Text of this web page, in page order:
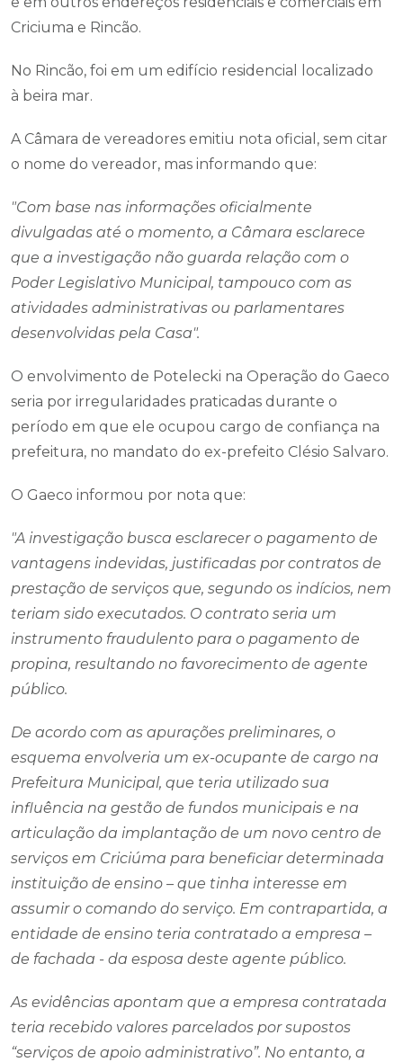
Criciuma e Rincão.
No Rincão, foi em um edifício residencial localizado
à beira mar.
A Câmara de vereadores emitiu nota oficial, sem citar
o nome do vereador, mas informando que:
"Com base nas informações oficialmente
divulgadas até o momento, a Câmara esclarece
que a investigação não guarda relação com o
Poder Legislativo Municipal, tampouco com as
atividades administrativas ou parlamentares
desenvolvidas pela Casa".
O envolvimento de Potelecki na Operação do Gaeco
seria por irregularidades praticadas durante o
período em que ele ocupou cargo de confiança na
prefeitura, no mandato do ex-prefeito Clésio Salvaro.
O Gaeco informou por nota que:
"A investigação busca esclarecer o pagamento de
vantagens indevidas, justificadas por contratos de
prestação de serviços que, segundo os indícios, nem
teriam sido executados. O contrato seria um
instrumento fraudulento para o pagamento de
propina, resultando no favorecimento de agente
público.
De acordo com as apurações preliminares, o
esquema envolveria um ex-ocupante de cargo na
Prefeitura Municipal, que teria utilizado sua
influência na gestão de fundos municipais e na
articulação da implantação de um novo centro de
serviços em Criciúma para beneficiar determinada
instituição de ensino – que tinha interesse em
assumir o comando do serviço. Em contrapartida, a
entidade de ensino teria contratado a empresa –
de fachada - da esposa deste agente público.
As evidências apontam que a empresa contratada
teria recebido valores parcelados por supostos
“serviços de apoio administrativo”. No entanto, a